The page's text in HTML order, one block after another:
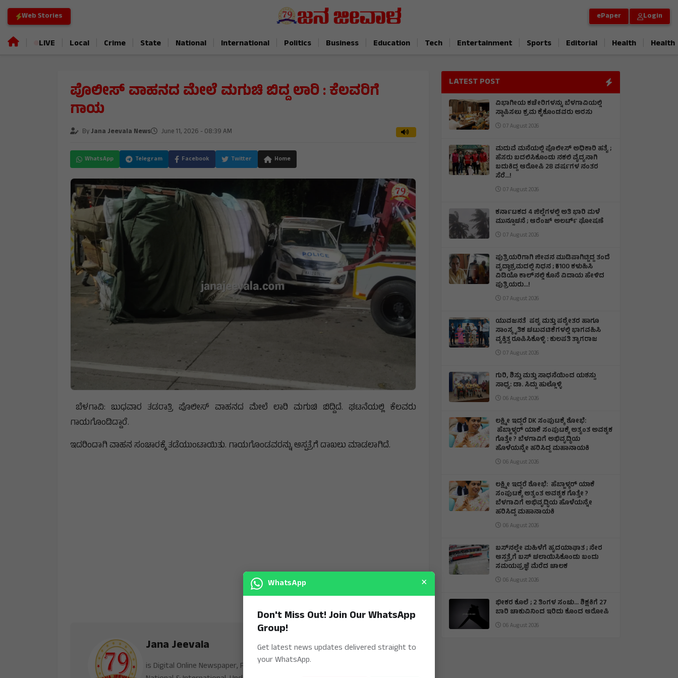
Web Stories ePaper Login
LIVE Local Crime State National International Politics Business Education Tech Entertainment Sports Editorial Health Health
ಪೊಲೀಸ್ ವಾಹನದ ಮೇಲೆ ಮಗುಚಿ ಬಿದ್ದ ಲಾರಿ : ಕೆಲವರಿಗೆ
ಗಾಯ
ByJana Jeevala News June 11, 2026 - 08:39 AM
WhatsApp Telegram Facebook Twitter Home
ಬೆಳಗಾವಿ: ಬುಧವಾರ ತಡರಾತ್ರಿ ಪೊಲೀಸ್ ವಾಹನದ ಮೇಲೆ ಲಾರಿ ಮಗುಚಿ ಬಿದ್ದಿದೆ. ಘಟನೆಯಲ್ಲಿ ಕೆಲವರು
ಗಾಯಗೊಂಡಿದ್ದಾರೆ.
ಇದರಿಂದಾಗಿ ವಾಹನ ಸಂಚಾರಕ್ಕೆ ತಡೆಯುಂಟಾಯಿತು. ಗಾಯಗೊಂಡವರನ್ನು ಆಸ್ಪತ್ರೆಗೆ ದಾಖಲು ಮಾಡಲಾಗಿದೆ.
Jana Jeevala
is Digital Online Newspaper, Publishing Platform From INDIA. Karnataka,
LATEST POST
ವಿಭಾಗೀಯ ಕಚೇರಿಗಳನ್ನು ಬೆಳಗಾವಿಯಲ್ಲಿ
ಸ್ಥಾಪಿಸಲು ಕ್ರಮ ಕೈಕೊಂಡವರು ಅರಸು
07 August 2026
ಮದುವೆ ಮನೆಯಲ್ಲಿ ಪೊಲೀಸ್ ಅಧಿಕಾರಿ ಹತ್ಯೆ ;
ಹೆಸರು ಬದಲಿಸಿಕೊಂಡು ನಕಲಿ ವೈದ್ಯನಾಗಿ
ಬದುಕಿದ್ದ ಆರೋಪಿ 28 ವರ್ಷಗಳ ನಂತರ
ಸೆರೆ…!
07 August 2026
ಕರ್ನಾಟಕದ 4 ಜಿಲ್ಲೆಗಳಲ್ಲಿ ಅತಿ ಭಾರಿ ಮಳೆ
ಮುನ್ಸೂಚನೆ ; ಆರೆಂಜ್‌ ಅಲರ್ಟ್‌ ಘೋಷಣೆ
07 August 2026
ಪುತ್ರಿಯರಿಗಾಗಿ ಜೀವನ ಮುಡಿಪಾಗಿಟ್ಟಿದ್ದ ತಂದೆ
ವೃದ್ಧಾಶ್ರಮದಲ್ಲಿ ನಿಧನ ; ₹5100 ಕಳುಹಿಸಿ
ವಿಡಿಯೊ ಕಾಲ್‌ನಲ್ಲಿ ಕೊನೆ ವಿದಾಯ ಹೇಳಿದ
ಪುತ್ರಿಯರು...!
07 August 2026
ಯುವಜನತೆ ಪಠ್ಯ ಮತ್ತು ಪಠ್ಯೇತರ ಹಾಗೂ
ಸಾಂಸ್ಕೃತಿಕ ಚಟುವಟಿಕೆಗಳಲ್ಲಿ ಭಾಗವಹಿಸಿ
ವ್ಯಕ್ತಿತ್ವ ರೂಪಿಸಿಕೊಳ್ಳಿ : ಕುಲಪತಿ ತ್ಯಾಗರಾಜ
07 August 2026
ಗುರಿ, ಶಿಸ್ತು ಮತ್ತು ಸಾಧನೆಯಿಂದ ಯಶಸ್ಸು
ಸಾಧ್ಯ: ಡಾ. ಸಿದ್ದು ಹುಲ್ಲೊಳ್ಳಿ
06 August 2026
ಲಕ್ಷ್ಮೀ ಇದ್ದರೆ DK ಸಂಪುಟಕ್ಕೆ ಶೋಭೆ:
ಹೆಬ್ಬಾಳ್ಕರ್ ಯಾಕೆ ಸಂಪುಟಕ್ಕೆ ಅತ್ಯಂತ ಅವಶ್ಯಕ
ಗೊತ್ತೇ ? ಬೆಳಗಾವಿಗೆ ಅಭಿವೃದ್ಧಿಯ
ಹೊಳೆಯನ್ನೇ ಹರಿಸಿದ್ದ ಮಹಾನಾಯಕಿ
06 August 2026
ಲಕ್ಷ್ಮೀ ಇದ್ದರೆ ಶೋಭೆ: ಹೆಬ್ಬಾಳ್ಕರ್ ಯಾಕೆ
ಸಂಪುಟಕ್ಕೆ ಅತ್ಯಂತ ಅವಶ್ಯಕ ಗೊತ್ತೇ ?
ಬೆಳಗಾವಿಗೆ ಅಭಿವೃದ್ಧಿಯ ಹೊಳೆಯನ್ನೇ
ಹರಿಸಿದ್ದ ಮಹಾನಾಯಕಿ
06 August 2026
ಬಸ್‌ನಲ್ಲೇ ಮಹಿಳೆಗೆ ಹೃದಯಾಘಾತ ; ನೇರ
ಆಸ್ಪತ್ರೆಗೆ ಬಸ್‌ ಚಲಾಯಿಸಿಕೊಂಡು ಬಂದು
ಸಮಯಪ್ರಜ್ಞೆ ಮೆರೆದ ಚಾಲಕ
06 August 2026
ಭೀಕರ ಕೊಲೆ ; 2 ತಿಂಗಳ ಸಂಚು… ಶಿಕ್ಷಕಿಗೆ 27
ಬಾರಿ ಚಾಕುವಿನಿಂದ ಇರಿದು ಕೊಂದ ಆರೋಪಿ
06 August 2026
WhatsApp ×
Don't Miss Out! Join Our WhatsApp
Group!
Get latest news updates delivered straight to
your WhatsApp.